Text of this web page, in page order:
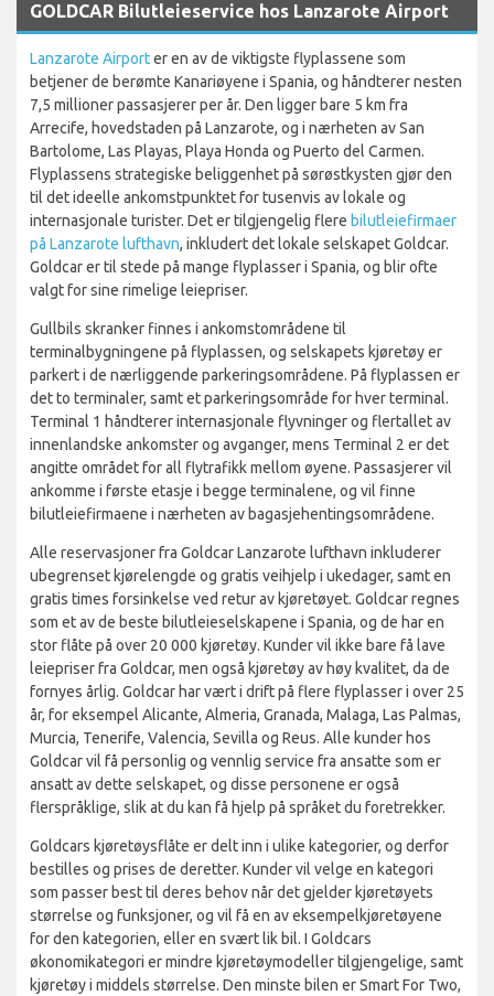
GOLDCAR Bilutleieservice hos Lanzarote Airport
Lanzarote Airporter en av de viktigste flyplassene som
betjener de berømte Kanariøyene i Spania, og håndterer nesten
7,5 millioner passasjerer per år. Den ligger bare 5 km fra
Arrecife, hovedstaden på Lanzarote, og i nærheten av San
Bartolome, Las Playas, Playa Honda og Puerto del Carmen.
Flyplassens strategiske beliggenhet på sørøstkysten gjør den
til det ideelle ankomstpunktet for tusenvis av lokale og
internasjonale turister. Det er tilgjengelig flere bilutleiefirmaer
på Lanzarote lufthavn, inkludert det lokale selskapet Goldcar.
Goldcar er til stede på mange flyplasser i Spania, og blir ofte
valgt for sine rimelige leiepriser.
Gullbils skranker finnes i ankomstområdene til
terminalbygningene på flyplassen, og selskapets kjøretøy er
parkert i de nærliggende parkeringsområdene. På flyplassen er
det to terminaler, samt et parkeringsområde for hver terminal.
Terminal 1 håndterer internasjonale flyvninger og flertallet av
innenlandske ankomster og avganger, mens Terminal 2 er det
angitte området for all flytrafikk mellom øyene. Passasjerer vil
ankomme i første etasje i begge terminalene, og vil finne
bilutleiefirmaene i nærheten av bagasjehentingsområdene.
Alle reservasjoner fra Goldcar Lanzarote lufthavn inkluderer
ubegrenset kjørelengde og gratis veihjelp i ukedager, samt en
gratis times forsinkelse ved retur av kjøretøyet. Goldcar regnes
som et av de beste bilutleieselskapene i Spania, og de har en
stor flåte på over 20 000 kjøretøy. Kunder vil ikke bare få lave
leiepriser fra Goldcar, men også kjøretøy av høy kvalitet, da de
fornyes årlig. Goldcar har vært i drift på flere flyplasser i over 25
år, for eksempel Alicante, Almeria, Granada, Malaga, Las Palmas,
Murcia, Tenerife, Valencia, Sevilla og Reus. Alle kunder hos
Goldcar vil få personlig og vennlig service fra ansatte som er
ansatt av dette selskapet, og disse personene er også
flerspråklige, slik at du kan få hjelp på språket du foretrekker.
Goldcars kjøretøysflåte er delt inn i ulike kategorier, og derfor
bestilles og prises de deretter. Kunder vil velge en kategori
som passer best til deres behov når det gjelder kjøretøyets
størrelse og funksjoner, og vil få en av eksempelkjøretøyene
for den kategorien, eller en svært lik bil. I Goldcars
økonomikategori er mindre kjøretøymodeller tilgjengelige, samt
kjøretøy i middels størrelse. Den minste bilen er Smart For Two,